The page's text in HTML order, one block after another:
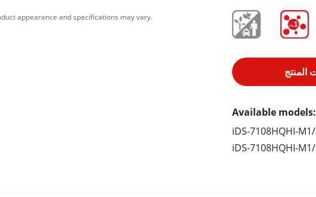
appearance and specifications may vary.
المنتج
Available models:
iDS-7108HQHI-M1/
iDS-7108HQHI-M1/